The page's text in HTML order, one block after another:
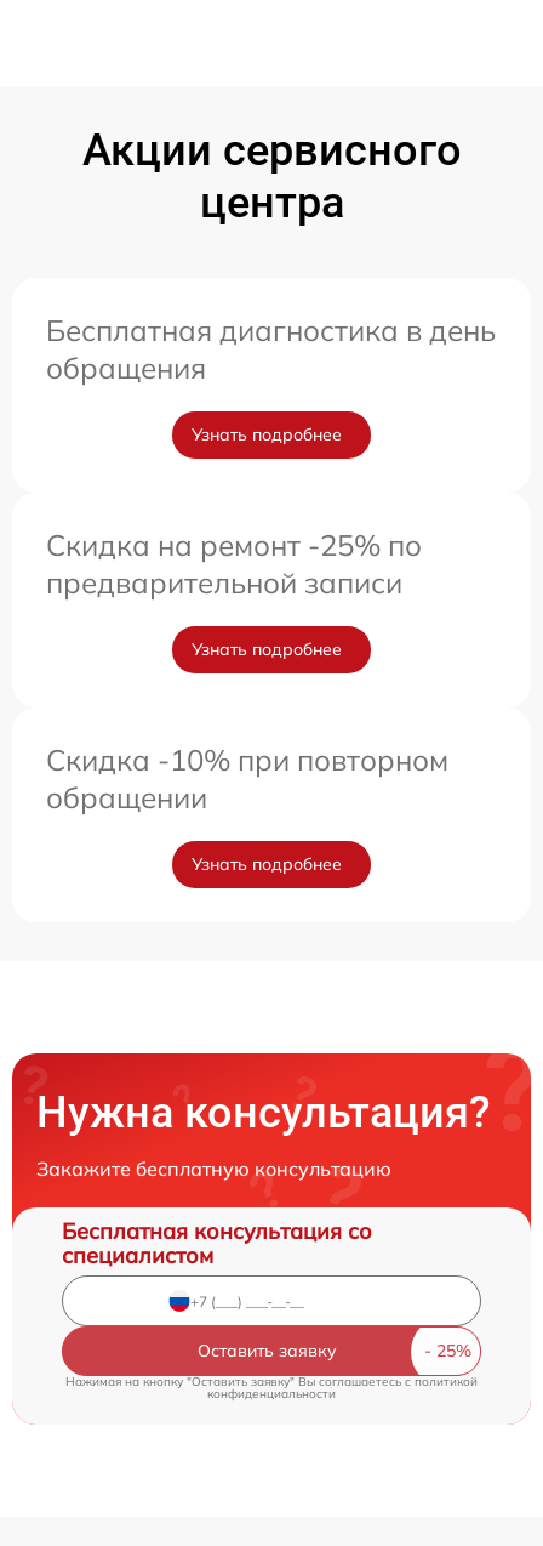
Акции сервисного
центра
Бесплатная диагностика в день
обращения
Узнать подробнее
Скидка на ремонт -25% по
предварительной записи
Узнать подробнее
Скидка -10% при повторном
обращении
Узнать подробнее
Нужна консультация?
Закажите бесплатную консультацию
Бесплатная консультация со
специалистом
Оставить заявку
Нажимая на кнопку "Оставить заявку" Вы соглашаетесь cполитикой
конфиденциальности